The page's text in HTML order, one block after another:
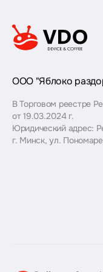
ООО "Яблоко
В Торговом реестре
от 19.03.2024 г.
Юридический адрес:
г. Минск, ул.